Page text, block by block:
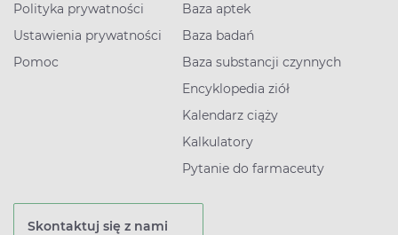
Polityka prywatności
Ustawienia prywatności
Pomoc
Baza aptek
Baza badań
Baza substancji czynnych
Encyklopedia ziół
Kalendarz ciąży
Kalkulatory
Pytanie do farmaceuty
Skontaktuj się z nami